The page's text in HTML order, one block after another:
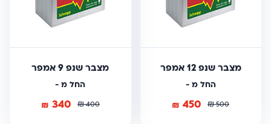
מצבר שנפ 12 אמפר
החל מ -
500
₪
450
₪
מצבר שנפ 9 אמפר
החל מ -
400
₪
340
₪